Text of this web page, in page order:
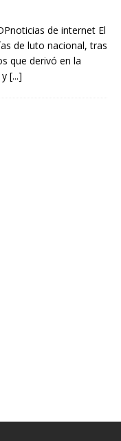
de internet El
de luto nacional, tras
que derivó en la
[...]